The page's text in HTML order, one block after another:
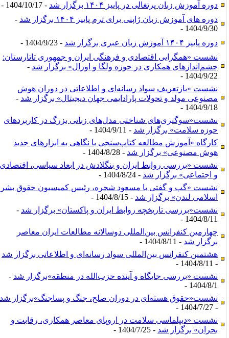
دوره آموزش زبان پرتغالی در پاییز ۱۴۰۴ برگزار شد
- 1404/10/17 -
دوره های آموزش زبان ژاپنی برای ترم پاییز ۱۴۰۴ برگزار شد
-
1404/9/30 -
دوره پاییز ۱۴۰۴ آموزش زبان عبری برگزار شد
- 1404/9/23 -
نشست «همگرایی اقتصادی و فرهنگی ایران و جمهوری تاتارستان:
چشم‌اندازهای همکاری در حوزه ولگا و اورال» برگزار شد-
1404/9/22 -
نشست «بازتعریف سواد رسانه‌ای و اطلاعاتی در دوران هوش
مصنوعی مولد و تحولات پارادایمی جهان دیجیتال» برگزار شد-
1404/9/18 -
نشست«سوگیری‌های شناختی مدل‌های زبانی بزرگ در کاربردهای
حوزه سلامت» برگزار شد- 1404/9/11 -
کارگاه «آموزش مطالعه کتاب‌سنجی با نگاهی به ابزارهای جدید
هوش مصنوعی» برگزار شد- 1404/8/28 -
نشست «بررسی روابط ایران و بنگلادش در ابعاد سیاسی، اقتصادی
و اجتماعی» برگزار شد- 1404/8/24 -
نشست «گپ و گفتی با مسعود شجره، رئیس کمیسیون حقوق بشر
اسلامی لندن» برگزار شد- 1404/8/15 -
نشست«بررسی تاریخچه روابط ایران و پاکستان» برگزار شد-
1404/8/11 -
چهارمین کنفرانس بین‌المللی دوسالانه مطالعات ایران معاصر
برگزار شد- 1404/8/11 -
هشتمین کنفرانس بین‌المللی سواد رسانه‌ای و اطلاعاتی برگزار شد
- 1404/8/11 -
نشست «بررسی جایگاه و آینده حزب‌الله در منطقه»برگزار شد-
1404/8/1 -
نشست«حقوق هسته‌ای در دوران صلح، جنگ و پساجنگ»برگزار شد
- 1404/7/27 -
نشست «دیپلماسی سلامت در اروپای معاصر همکاری، رقابت و
بحران» برگزار شد- 1404/7/25 -